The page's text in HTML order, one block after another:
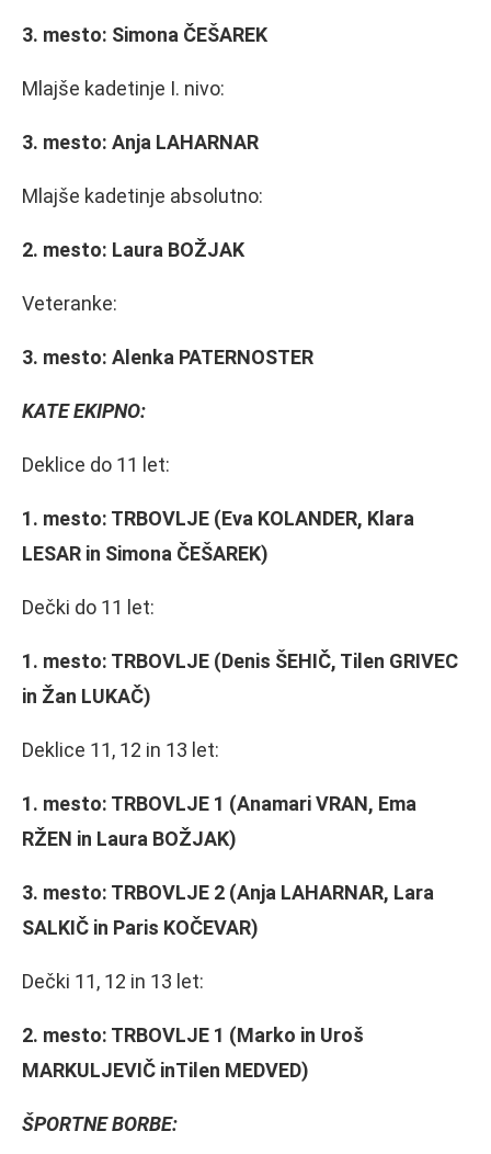
3. mesto: Simona ČEŠAREK
Mlajše kadetinje I. nivo:
3. mesto: Anja LAHARNAR
Mlajše kadetinje absolutno:
2. mesto: Laura BOŽJAK
Veteranke:
3. mesto: Alenka PATERNOSTER
KATE EKIPNO:
Deklice do 11 let:
1. mesto: TRBOVLJE (Eva KOLANDER, Klara
LESAR in Simona ČEŠAREK)
Dečki do 11 let:
1. mesto: TRBOVLJE (Denis ŠEHIČ, Tilen GRIVEC
in Žan LUKAČ)
Deklice 11, 12 in 13 let:
1. mesto: TRBOVLJE 1 (Anamari VRAN, Ema
RŽEN in Laura BOŽJAK)
3. mesto: TRBOVLJE 2 (Anja LAHARNAR, Lara
SALKIČ in Paris KOČEVAR)
Dečki 11, 12 in 13 let:
2. mesto: TRBOVLJE 1 (Marko in Uroš
MARKULJEVIČ inTilen MEDVED)
ŠPORTNE BORBE: